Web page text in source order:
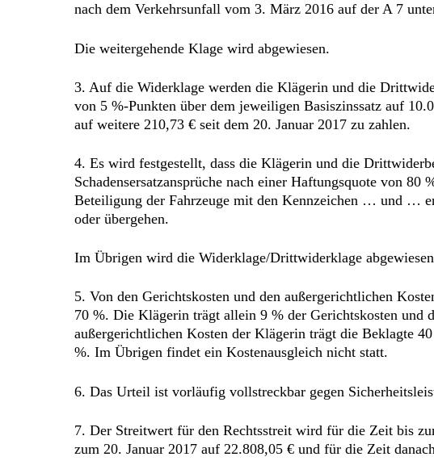
nach dem Verkehrsunfall vom 3. März 2016 auf der A 7
Die weitergehende Klage wird abgewiesen.
3. Auf die Widerklage werden die Klägerin und die
von 5 %-Punkten über dem jeweiligen Basiszinssatz auf
auf weitere 210,73 € seit dem 20. Januar 2017 zu zahlen.
4. Es wird festgestellt, dass die Klägerin und die
Schadensersatzansprüche nach einer Haftungsquote von
Beteiligung der Fahrzeuge mit den Kennzeichen … und …
oder übergehen.
Im Übrigen wird die Widerklage/Drittwiderklage
5. Von den Gerichtskosten und den außergerichtlichen
70 %. Die Klägerin trägt allein 9 % der Gerichtskosten und
außergerichtlichen Kosten der Klägerin trägt die Beklagte
%. Im Übrigen findet ein Kostenausgleich nicht statt.
6. Das Urteil ist vorläufig vollstreckbar gegen
7. Der Streitwert für den Rechtsstreit wird für die Zeit bis
zum 20. Januar 2017 auf 22.808,05 € und für die Zeit